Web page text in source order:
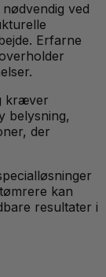
ved
Erfarne
kræver
belysning,
der
kan
resultater i